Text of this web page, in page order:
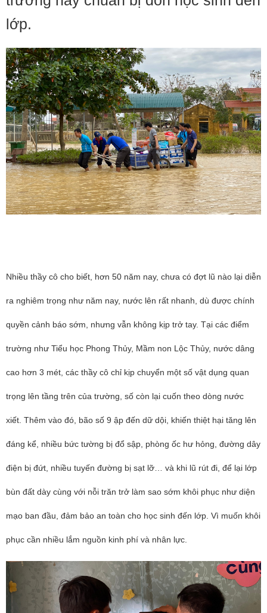
lớp.
Nhiều thầy cô cho biết, hơn 50 năm nay, chưa có đợt lũ nào lại diễn
ra nghiêm trọng như năm nay, nước lên rất nhanh, dù được chính
quyền cảnh báo sớm, nhưng vẫn không kịp trở tay. Tại các điểm
trường như Tiểu học Phong Thủy, Mầm non Lộc Thủy, nước dâng
cao hơn 3 mét, các thầy cô chỉ kịp chuyển một số vật dụng quan
trọng lên tầng trên của trường, số còn lại cuốn theo dòng nước
xiết. Thêm vào đó, bão số 9 ập đến dữ dội, khiến thiệt hại tăng lên
đáng kể, nhiều bức tường bị đổ sập, phòng ốc hư hỏng, đường dây
điện bị đứt, nhiều tuyến đường bị sạt lỡ… và khi lũ rút đi, để lại lớp
bùn đất dày cùng với nỗi trăn trở làm sao sớm khôi phục như diện
mạo ban đầu, đảm bảo an toàn cho học sinh đến lớp. Vì muốn khôi
phục cần nhiều lắm nguồn kinh phí và nhân lực.